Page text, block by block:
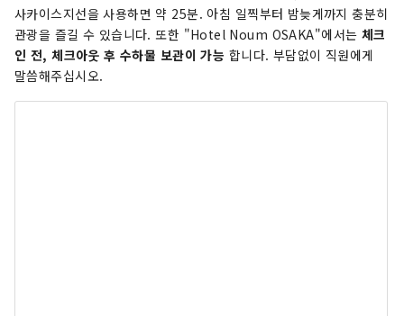
사카이스지선을 사용하면 약 25분. 아침 일찍부터 밤늦게까지 충분히
관광을 즐길 수 있습니다. 또한 "Hotel Noum OSAKA"에서는 체크
인 전, 체크아웃 후 수하물 보관이 가능 합니다. 부담없이 직원에게
말씀해주십시오.